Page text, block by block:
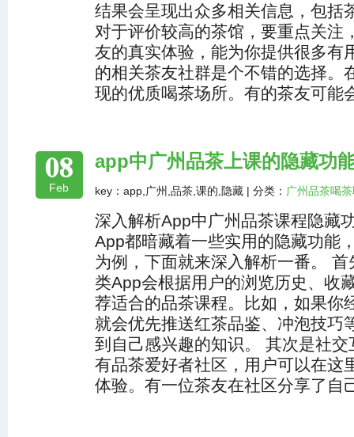
结果会呈现出众多相关信息，包括
对于评价较高的茶馆，要重点关注
友的真实体验，能为你提供很多有
的相关茶友社群是个不错的选择。
现的优质喝茶场所。有的茶友可能
08
Feb
app中广州品茶上课的隐藏功
key：app,广州,品茶,课的,隐藏 | 分类： 广州品茶喝
深入解析App中广州品茶课程隐藏
App都暗藏着一些实用的隐藏功能
为例，下面就来深入解析一番。
类App会根据用户的浏览历史、收
荐适合的品茶课程。比如，如果你
就会优先推送红茶品鉴、冲泡技巧
到自己感兴趣的知识。 其次是社
有品茶爱好者社区，用户可以在这
体验。有一位茶友在社区分享了自